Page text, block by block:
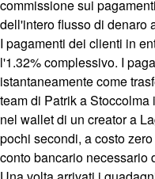
commissione sui
dell'intero flusso di denaro
I pagamenti dei clienti in
l'1.32% complessivo. I
istantaneamente come
team di Patrik a
nel wallet di un creator a
pochi secondi, a costo
conto bancario necessario